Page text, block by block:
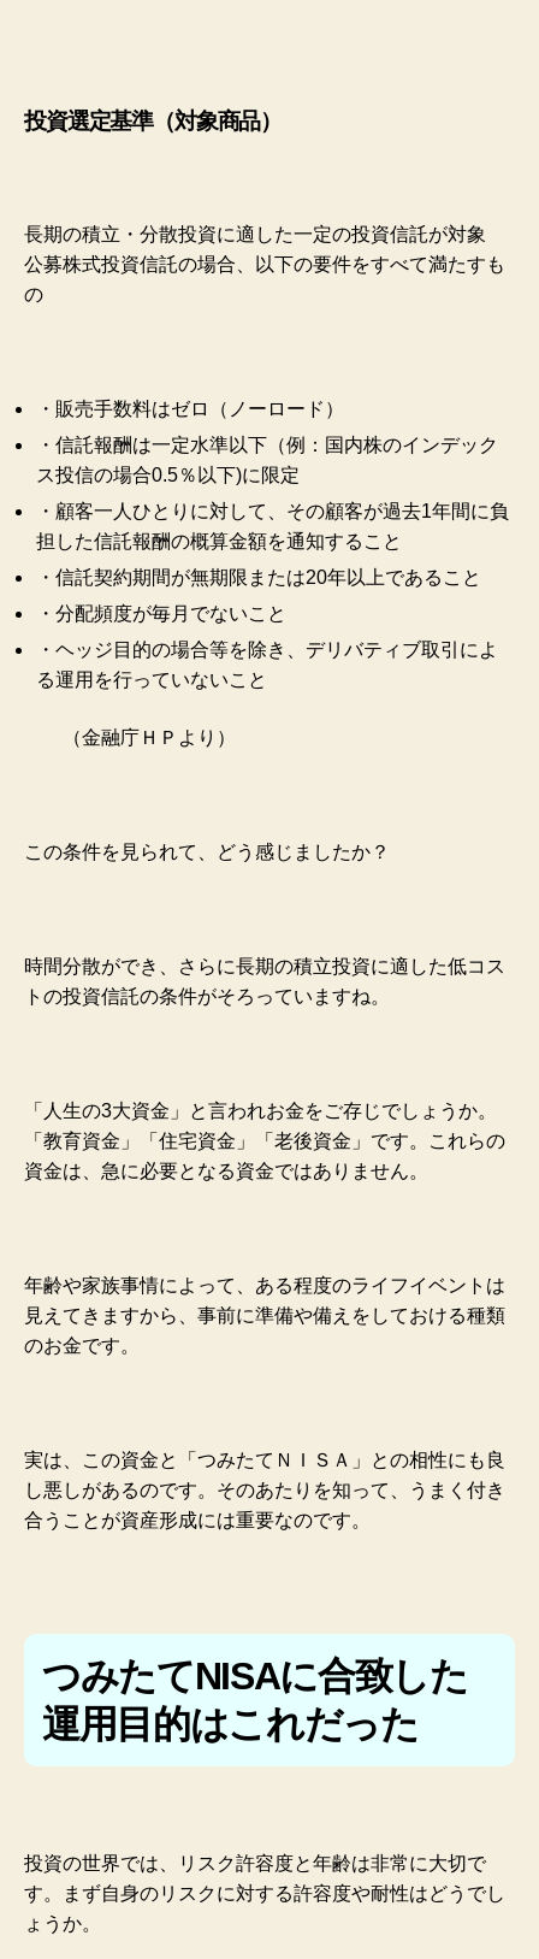
投資選定基準（対象商品）
長期の積立・分散投資に適した一定の投資信託が対象
公募株式投資信託の場合、以下の要件をすべて満たすも
の
・販売手数料はゼロ（ノーロード）
・信託報酬は一定水準以下（例：国内株のインデック
ス投信の場合0.5％以下)に限定
・顧客一人ひとりに対して、その顧客が過去1年間に負
担した信託報酬の概算金額を通知すること
・信託契約期間が無期限または20年以上であること
・分配頻度が毎月でないこと
・ヘッジ目的の場合等を除き、デリバティブ取引によ
る運用を行っていないこと
（金融庁ＨＰより）
この条件を見られて、どう感じましたか？
時間分散ができ、さらに長期の積立投資に適した低コス
トの投資信託の条件がそろっていますね。
「人生の3大資金」と言われお金をご存じでしょうか。
「教育資金」「住宅資金」「老後資金」です。これらの
資金は、急に必要となる資金ではありません。
年齢や家族事情によって、ある程度のライフイベントは
見えてきますから、事前に準備や備えをしておける種類
のお金です。
実は、この資金と「つみたてＮＩＳＡ」との相性にも良
し悪しがあるのです。そのあたりを知って、うまく付き
合うことが資産形成には重要なのです。
つみたてNISAに合致した
運用目的はこれだった
投資の世界では、リスク許容度と年齢は非常に大切で
す。まず自身のリスクに対する許容度や耐性はどうでし
ょうか。